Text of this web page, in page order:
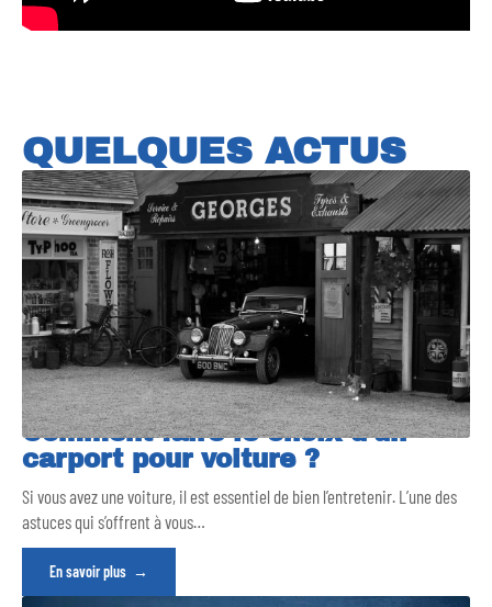
QUELQUES ACTUS
Comment faire le choix d’un
carport pour voiture ?
Si vous avez une voiture, il est essentiel de bien l’entretenir. L’une des
astuces qui s’offrent à vous…
En savoir plus